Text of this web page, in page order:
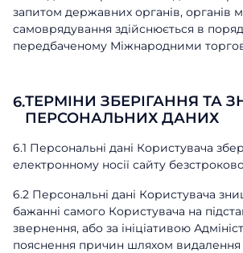
запитом державних органів, органів
самоврядування здійснюється в
передбаченому Міжнародними
6.ТЕРМІНИ ЗБЕРІГАННЯ ТА
ПЕРСОНАЛЬНИХ ДАНИХ
6.1 Персональні дані Користувача
електронному носії сайту
6.2 Персональні дані Користувача
бажанні самого Користувача на
звернення, або за ініціативою
пояснення причин шляхом видалення
Поспілкуйтесь з нашим
вже сьогодні
Ім'я
Телефон
Ми цінуємо, що ви
співробітників
найближчим часом.
Ми цінуємо, що ви
співробітників
найближчим часом.